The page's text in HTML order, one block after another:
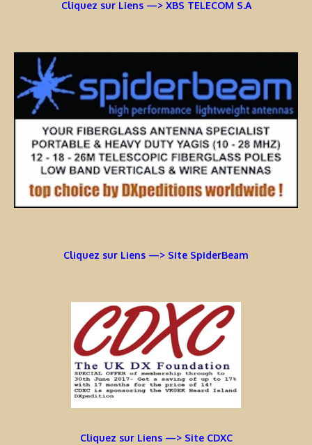
Cliquez sur Liens —> XBS TELECOM S.A
Cliquez sur Liens —> Site SpiderBeam
Cliquez sur Liens —> Site CDXC